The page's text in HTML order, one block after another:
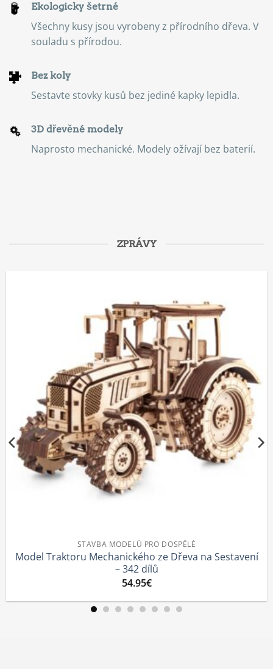
Ekologicky šetrné
Všechny kusy jsou vyrobeny z přírodního dřeva. V
souladu s přírodou.
Bez koly
Sestavte stovky kusů bez jediné kapky lepidla.
3D dřevěné modely
Naprosto mechanické. Modely ožívají bez baterií.
ZPRÁVY
MODELŮ PRO DOSPĚLÉ
ze Dřeva na Sestavení
Traktor –